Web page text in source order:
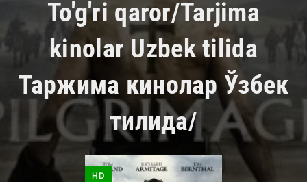
To'g'ri qaror/Tarjima
kinolar Uzbek tilida
Таржима кинолар Ўзбек
тилида/
HD